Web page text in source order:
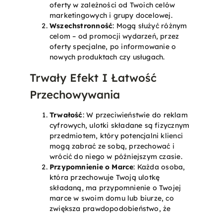
oferty w zależności od Twoich celów
marketingowych i grupy docelowej.
Wszechstronność: Mogą służyć różnym
celom – od promocji wydarzeń, przez
oferty specjalne, po informowanie o
nowych produktach czy usługach.
Trwały Efekt I Łatwość
Przechowywania
Trwałość: W przeciwieństwie do reklam
cyfrowych, ulotki składane są fizycznym
przedmiotem, który potencjalni klienci
mogą zabrać ze sobą, przechować i
wrócić do niego w późniejszym czasie.
Przypomnienie o Marce: Każda osoba,
która przechowuje Twoją ulotkę
składaną, ma przypomnienie o Twojej
marce w swoim domu lub biurze, co
zwiększa prawdopodobieństwo, że